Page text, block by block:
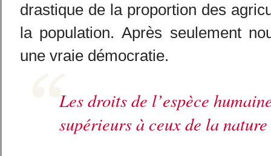
drastique de la proportion des
la population. Après seulement
une vraie démocratie.
Les droits de l’espèce
supérieurs à ceux de la nature